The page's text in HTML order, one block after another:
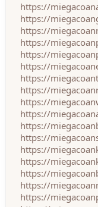
https://
https://
https://
https://
https://
https://
https://
https://
https://
https://
https://
https://
https://
https://
https://
https://
https://